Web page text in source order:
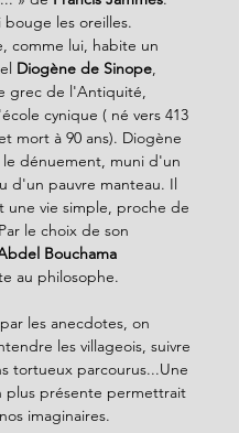
bouge les oreilles.
comme lui, habite un
Diogène de Sinope,
grec de l'Antiquité,
cynique ( né vers 413
mort à 90 ans). Diogène
le dénuement, muni d'un
d'un pauvre manteau. Il
une vie simple, proche de
le choix de son
Bouchama
au philosophe.
les anecdotes, on
les villageois, suivre
tortueux parcourus...Une
plus présente permettrait
imaginaires.